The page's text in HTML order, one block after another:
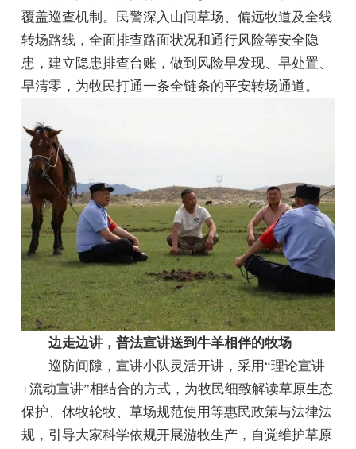
覆盖巡查机制。民警深入山间草场、偏远牧道及全线
转场路线，全面排查路面状况和通行风险等安全隐
患，建立隐患排查台账，做到风险早发现、早处置、
早清零，为牧民打通一条全链条的平安转场通道。
边走边讲，普法宣讲送到牛羊相伴的牧场
巡防间隙，宣讲小队灵活开讲，采用“理论宣讲
+流动宣讲”相结合的方式，为牧民细致解读草原生态
保护、休牧轮牧、草场规范使用等惠民政策与法律法
规，引导大家科学依规开展游牧生产，自觉维护草原